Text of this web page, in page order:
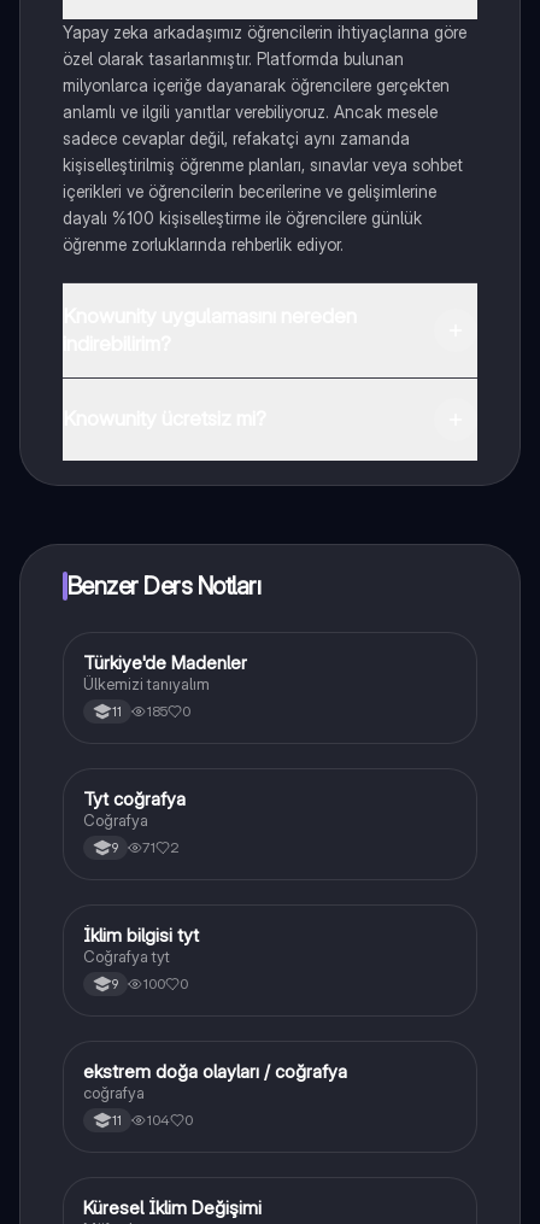
Yapay zeka arkadaşımız öğrencilerin ihtiyaçlarına göre
özel olarak tasarlanmıştır. Platformda bulunan
milyonlarca içeriğe dayanarak öğrencilere gerçekten
anlamlı ve ilgili yanıtlar verebiliyoruz. Ancak mesele
sadece cevaplar değil, refakatçi aynı zamanda
kişiselleştirilmiş öğrenme planları, sınavlar veya sohbet
içerikleri ve öğrencilerin becerilerine ve gelişimlerine
dayalı %100 kişiselleştirme ile öğrencilere günlük
öğrenme zorluklarında rehberlik ediyor.
Benzer Ders Notları
Coğrafya
Türkiye'de Madenler
Ülkemizi tanıyalım
11 185 0
Coğrafya
Tyt coğrafya
Coğrafya
9 71 2
Coğrafya
İklim bilgisi tyt
Coğrafya tyt
9 100 0
Coğrafya
ekstrem doğa olayları / coğrafya
coğrafya
11 104 0
Coğrafya
Küresel İklim Değişimi